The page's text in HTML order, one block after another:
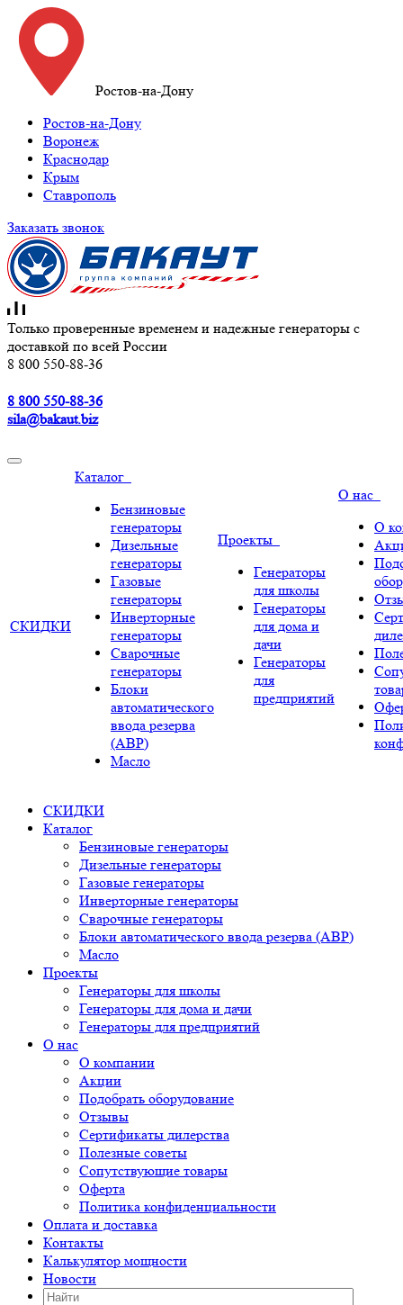
Ростов-на-Дону
Ростов-на-Дону
Воронеж
Краснодар
Крым
Ставрополь
Заказать звонок
Только проверенные временем и надежные генераторы с
доставкой по всей России
8 800 550-88-36
8 800 550-88-36
sila@bakaut.biz
СКИДКИ
Каталог
Бензиновые
генераторы
Дизельные
генераторы
Газовые
генераторы
Инверторные
генераторы
Сварочные
генераторы
Блоки
автоматического
ввода резерва
(АВР)
Масло
Проекты
Генераторы
для школы
Генераторы
для дома и
дачи
Генераторы
для
предприятий
О нас
О
СКИДКИ
Каталог
Бензиновые генераторы
Дизельные генераторы
Газовые генераторы
Инверторные генераторы
Сварочные генераторы
Блоки автоматического ввода резерва (АВР)
Масло
Проекты
Генераторы для школы
Генераторы для дома и дачи
Генераторы для предприятий
О нас
О компании
Акции
Подобрать оборудование
Отзывы
Сертификаты дилерства
Полезные советы
Сопутствующие товары
Оферта
Политика конфиденциальности
Оплата и доставка
Контакты
Калькулятор мощности
Новости